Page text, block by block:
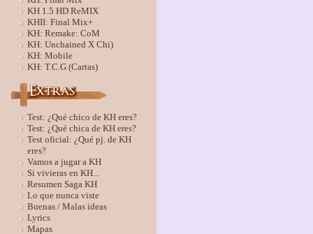
KH 1.5 HD ReMIX
KHII: Final Mix+
KH: Remake: CoM
KH: Unchained X Chi)
KH: Mobile
KH: T.C.G (Cartas)
Test: ¿Qué chico de KH eres?
Test: ¿Qué chica de KH eres?
Test oficial: ¿Qué pj. de KH
eres?
Vamos a jugar a KH
Si vivieras en KH...
Resumen Saga KH
Lo que nunca viste
Buenas / Malas ideas
Lyrics
Mapas